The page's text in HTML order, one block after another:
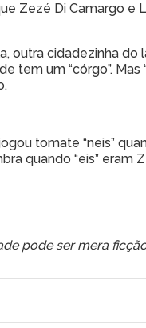
Zezé Di Camargo e
outra cidadezinha do
tem um “córgo”. Mas
tomate “neis”
quando “eis” eram
pode ser mera